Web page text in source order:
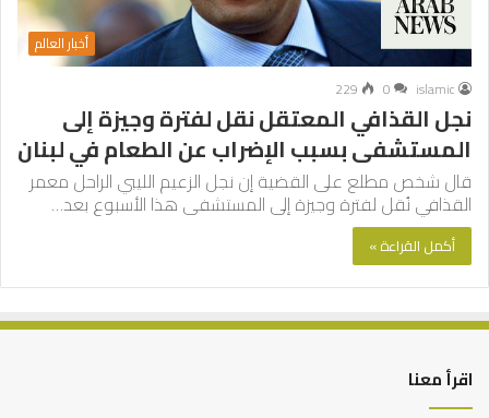
أخبار العالم
islamic
0
229
نجل القذافي المعتقل نقل لفترة وجيزة إلى
المستشفى بسبب الإضراب عن الطعام في لبنان
قال شخص مطلع على القضية إن نجل الزعيم الليبي الراحل معمر
القذافي نُقل لفترة وجيزة إلى المستشفى هذا الأسبوع بعد…
أكمل القراءة »
اقرأ معنا